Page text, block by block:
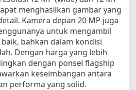
menghasilkan gambar yang
Kamera depan 20 MP juga
untuk mengambil
bahkan dalam kondisi
Dengan harga yang lebih
dengan ponsel flagship
keseimbangan antara
performa yang solid.